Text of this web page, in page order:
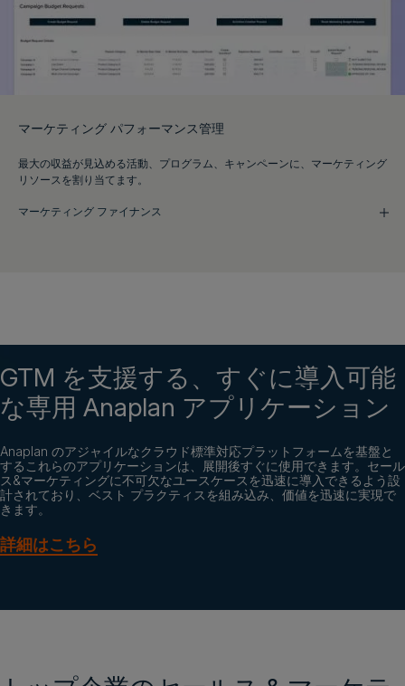
マーケティング パフォーマンス管理
最大の収益が見込める活動、プログラム、キャンペーンに、マーケティング
リソースを割り当てます。
マーケティング ファイナンス
GTM を支援する、すぐに導入可能
な専用 Anaplan アプリケーション
Anaplan のアジャイルなクラウド標準対応プラットフォームを基盤と
するこれらのアプリケーションは、展開後すぐに使用できます。セール
ス&マーケティングに不可欠なユースケースを迅速に導入できるよう設
計されており、ベスト プラクティスを組み込み、価値を迅速に実現で
きます。
詳細はこちら